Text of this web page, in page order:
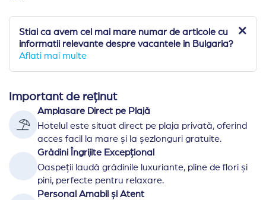
Stiai ca avem cel mai mare numar de articole cu
informatii relevante despre vacantele in Bulgaria?
Aflati mai multe
Important de reținut
Amplasare Direct pe Plajă
Hotelul este situat direct pe plaja privată, oferind
acces facil la mare și la șezlonguri gratuite.
Grădini Îngrijite Excepțional
Oaspeții laudă grădinile luxuriante, pline de flori și
pini, perfecte pentru relaxare.
Personal Amabil și Atent